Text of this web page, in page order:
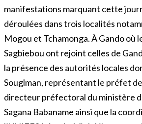
manifestations marquant cette
déroulées dans trois localités
Mogou et Tchamonga. À Gando où
Sagbiebou ont rejoint celles de
la présence des autorités locales
Souglman, représentant le préfet de
directeur préfectoral du ministère
Sagana Babaname ainsi que la